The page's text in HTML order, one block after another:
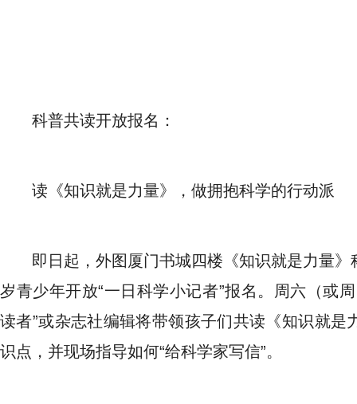
科普共读开放报名：
读《知识就是力量》，做拥抱科学的行动派
即日起，外图厦门书城四楼《知识就是力量
岁青少年开放“一日科学小记者”报名。周六（或
读者”或杂志社编辑将带领孩子们共读《知识就是
识点，并现场指导如何“给科学家写信”。